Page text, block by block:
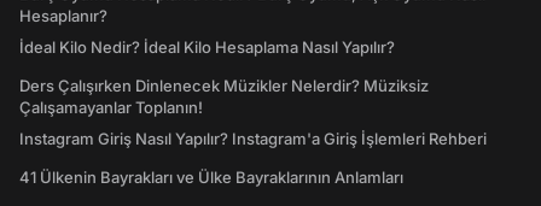
Hesaplanır?
İdeal Kilo Nedir? İdeal Kilo Hesaplama Nasıl Yapılır?
Ders Çalışırken Dinlenecek Müzikler Nelerdir? Müziksiz
Çalışamayanlar Toplanın!
Instagram Giriş Nasıl Yapılır? Instagram'a Giriş İşlemleri Rehberi
41 Ülkenin Bayrakları ve Ülke Bayraklarının Anlamları